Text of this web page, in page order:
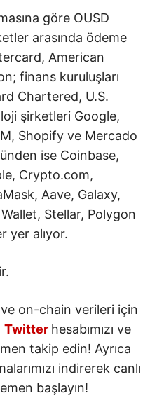
göre OUSD
arasında ödeme
American
finans kuruluşları
Chartered, U.S.
şirketleri Google,
Shopify ve Mercado
ise Coinbase,
Crypto.com,
Aave, Galaxy,
Stellar, Polygon
yer alıyor.
on-chain verileri için
Twitter hesabımızı ve
takip edin! Ayrıca
indirerek canlı
başlayın!